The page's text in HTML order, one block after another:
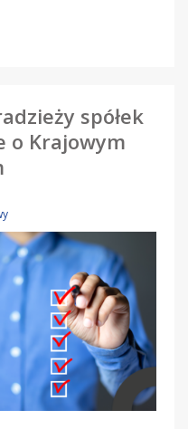
spółek
o Krajowym